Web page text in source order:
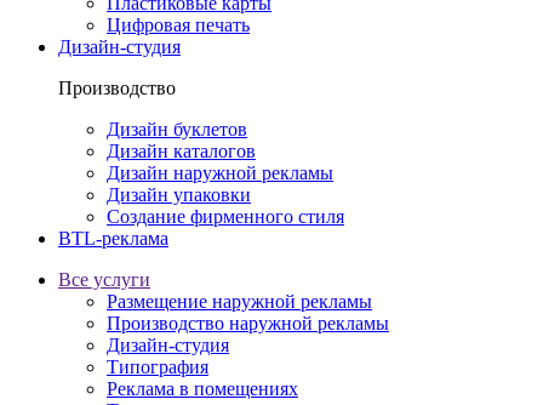
Цифровая печать
Дизайн-студия
Производство
Дизайн буклетов
Дизайн каталогов
Дизайн наружной рекламы
Дизайн упаковки
Создание фирменного стиля
BTL-реклама
Все услуги
Размещение наружной рекламы
Производство наружной рекламы
Дизайн-студия
Типография
Реклама в помещениях